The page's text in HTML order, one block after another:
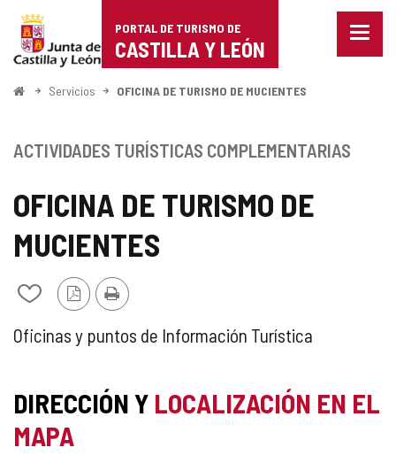
Portal
de
Turismo
Castilla
León
PORTAL DE TURISMO DE
CASTILLA Y LEÓN
Menu
InicioServicios OFICINA DE TURISMO DE MUCIENTES
OFICINA DE TURISMO DE
MUCIENTES
Añadir/quitar
mis
cuadernos
Versión
PDF
Imprimir
ACTIVIDADES TURÍSTICAS COMPLEMENTARIAS
ACTIVIDAD
COMPLEMENTARIA
Oficinas y puntos de Información Turística
DIRECCIÓN Y LOCALIZACIÓN EN EL
MAPA